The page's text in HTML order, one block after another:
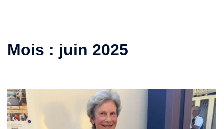
Mois : juin 2025